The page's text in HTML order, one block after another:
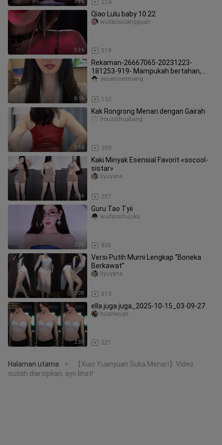
2:35 224
3:36
Qiao Lulu baby 10.22
519
wudaosicangguan
8:16
Rekaman-26667065-20231223-
181253-919- Mampukah bertahan,
adik?
133
yesemirenmeng
3:56
Kak Rongrong Menari dengan Gairah
309
houzishuabang
1:14
Kaki Minyak Esensial Favorit «socool-
sistar»
257
liyuyane
2:26
Guru Tao Tyii
806
wudaoshujuku
3:28
Versi Putih Murni Lengkap “Boneka
Berkawat”
813
liyuyane
2:59
ella juga juga_2025-10-15_03-09-27
321
huanwuge
Halaman utama >
【Xiao Yuanyuan Suka Menari】Video
sudah diarsipkan, ayo lihat!